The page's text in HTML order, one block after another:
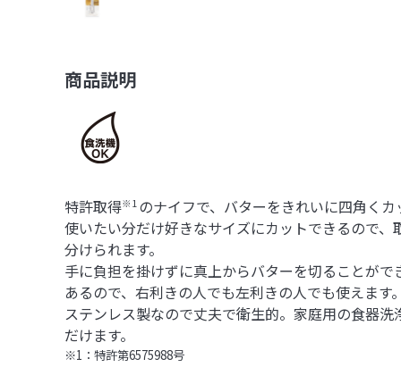
商品説明
特許取得※1 のナイフで、バターをきれいに四角くカ
使いたい分だけ好きなサイズにカットできるので
分けられます。
手に負担を掛けずに真上からバターを切ることがで
あるので、右利きの人でも左利きの人でも使えます
ステンレス製なので丈夫で衛生的。家庭用の食器
だけます。
※1：特許第6575988号